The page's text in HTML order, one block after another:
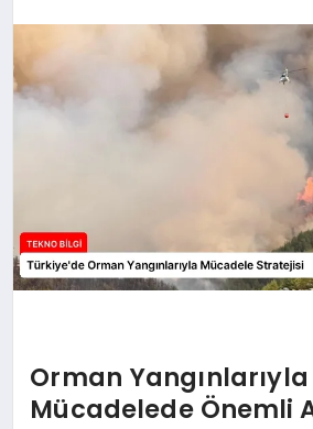
Orman Yangınlarıyla
Mücadelede Önemli